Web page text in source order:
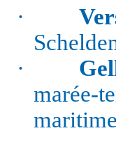
·
·
marée-